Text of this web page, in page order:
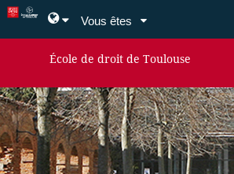
Vous êtes
École de droit de Toulouse